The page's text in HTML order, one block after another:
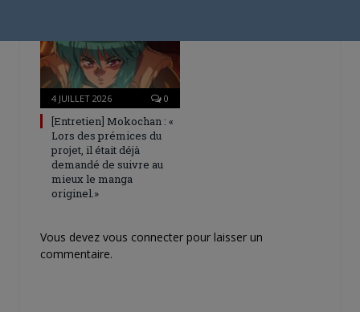
4 JUILLET 2026 0
[Entretien] Mokochan : «
Lors des prémices du
projet, il était déjà
demandé de suivre au
mieux le manga
originel.»
Vous devez vous connecter pour laisser un
commentaire.